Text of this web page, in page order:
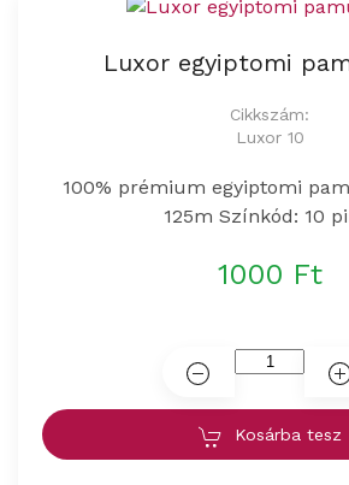
Luxor egyiptomi
Cikkszám:
Luxor 10
100% prémium egyiptomi
125m Színkód: 10
1000 Ft
Kosárba tesz